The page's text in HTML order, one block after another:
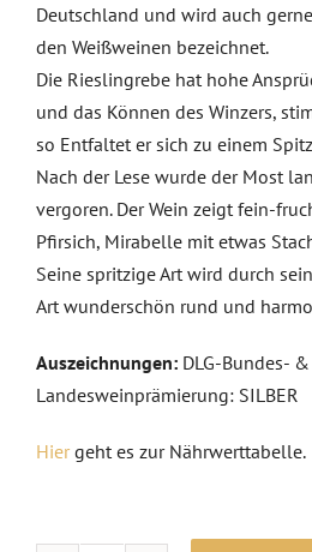
Deutschland und wird auch
den Weißweinen bezeichnet.
Die Rieslingrebe hat hohe
und das Können des Winzers,
so Entfaltet er sich zu einem
Nach der Lese wurde der Most
vergoren. Der Wein zeigt fein-
Pfirsich, Mirabelle mit etwas
Seine spritzige Art wird durch
Art wunderschön rund und
Auszeichnungen:DLG-Bundes- &
Landesweinprämierung: SILBER
Hiergeht es zur Nährwerttabelle.